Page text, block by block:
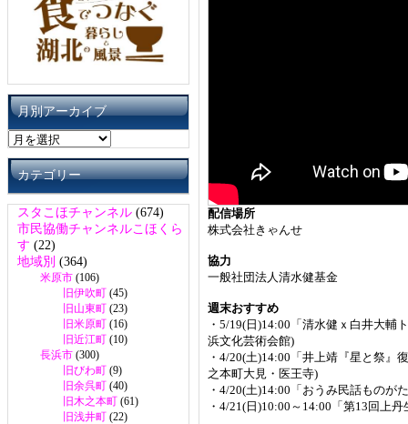
月別アーカイブ
月
別
ア
カ
イ
ブ
カテゴリー
スタこほチャンネル (674)
市民協働チャンネルこほくら
す (22)
地域別 (364)
米原市 (106)
旧伊吹町 (45)
旧山東町 (23)
旧米原町 (16)
旧近江町 (10)
長浜市 (300)
旧びわ町 (9)
旧余呉町 (40)
旧木之本町 (61)
旧浅井町 (22)
配信場所
株式会社きゃんせ
協力
一般社団法人清水健基金
週末おすすめ
・5/19(日)14:00「清水健ｘ白井大
浜文化芸術会館)
・4/20(土)14:00「井上靖『星と祭』
之本町大見・医王寺)
・4/20(土)14:00「おうみ民話ものが
・4/21(日)10:00～14:00「第13回上